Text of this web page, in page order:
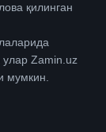
қилинган
Zamin.uz
мумкин.